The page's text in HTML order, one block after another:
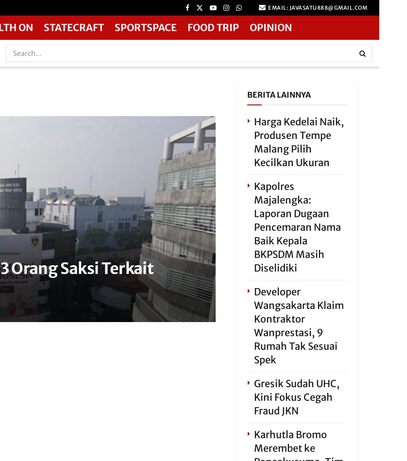
EMAIL: JAVASATU888@GMAIL.COM
ON STATECRAFT SPORTSPACE FOOD TRIP OPINION
Orang Saksi Terkait
BERITA LAINNYA
Harga Kedelai Naik,
Produsen Tempe
Malang Pilih
Kecilkan Ukuran
Kapolres
Majalengka:
Laporan Dugaan
Pencemaran Nama
Baik Kepala
BKPSDM Masih
Diselidiki
Developer
Wangsakarta Klaim
Kontraktor
Wanprestasi, 9
Rumah Tak Sesuai
Spek
Gresik Sudah UHC,
Kini Fokus Cegah
Fraud JKN
Karhutla Bromo
Merembet ke